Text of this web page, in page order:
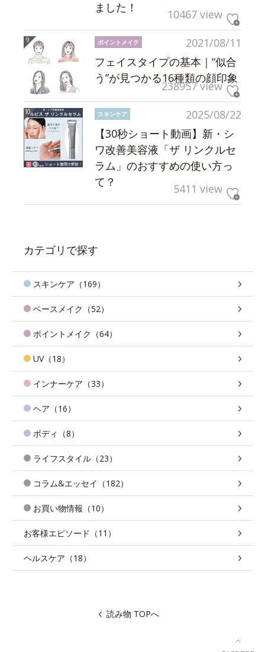
ました！
10467 view
2021/08/11
ポイントメイク
フェイスタイプの基本｜“似合
う”が見つかる16種類の顔印象
238957 view
2025/08/22
スキンケア
【30秒ショート動画】新・シ
ワ改善美容液「ザ リンクルセ
ラム」のおすすめの使い方っ
て？
5411 view
カテゴリで探す
スキンケア（169）
ベースメイク（52）
ポイントメイク（64）
UV（18）
インナーケア（33）
ヘア（16）
ボディ（8）
ライフスタイル（23）
コラム&エッセイ（182）
お買い物情報（10）
お客様エピソード（11）
ヘルスケア（18）
読み物 TOPへ